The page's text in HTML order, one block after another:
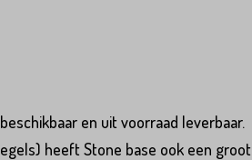
en uit voorraad leverbaar.
heeft Stone base ook een groot